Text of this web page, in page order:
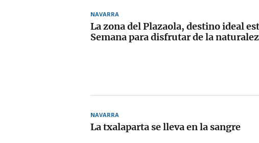
NAVARRA
La zona del Plazaola, destino ideal
Semana para disfrutar de la
NAVARRA
La txalaparta se lleva en la sangre